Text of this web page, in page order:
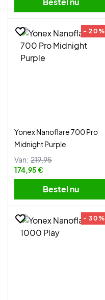
- 20%
Yonex Nanoflare 700 Pro
Midnight Purple
Van: 219,95
174,95 €
Bestel nu
- 30%